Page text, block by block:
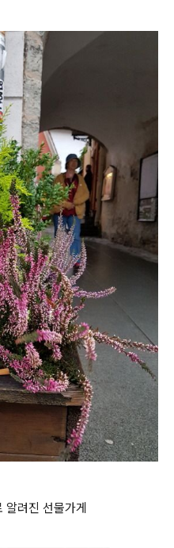
려진 선물가게